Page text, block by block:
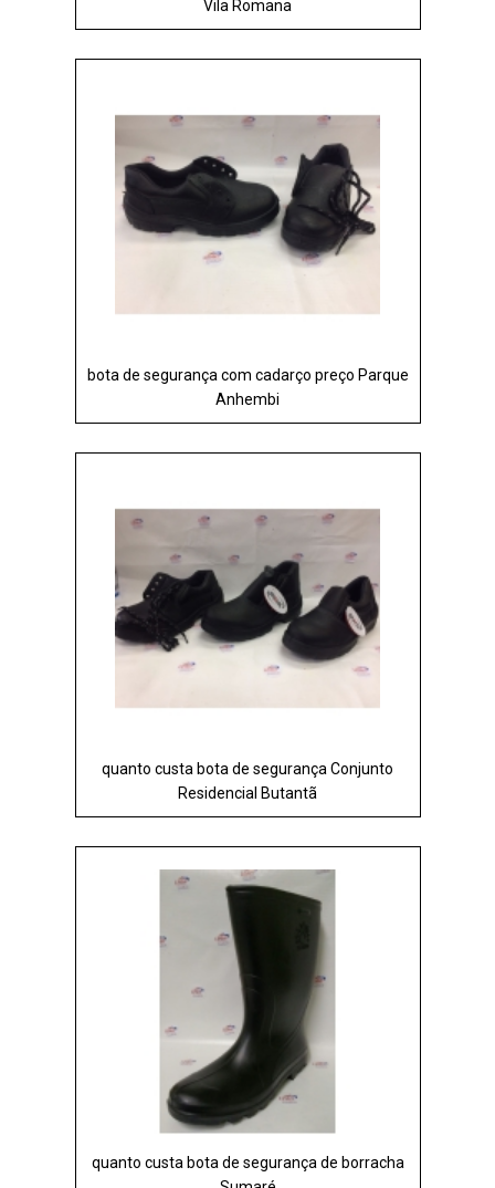
Vila Romana
bota de segurança com cadarço preço Parque
Anhembi
quanto custa bota de segurança Conjunto
Residencial Butantã
quanto custa bota de segurança de borracha